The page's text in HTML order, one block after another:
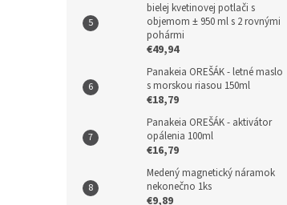
bielej kvetinovej potlači s
objemom ± 950 ml s 2 rovnými
pohármi
€49,94
Panakeia OREŠÁK - letné maslo
s morskou riasou 150ml
€18,79
Panakeia OREŠÁK - aktivátor
opálenia 100ml
€16,79
Medený magnetický náramok
nekonečno 1ks
€9,89